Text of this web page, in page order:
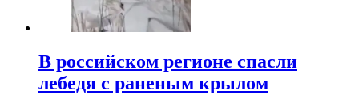
В российском регионе спасли
лебедя с раненым крылом